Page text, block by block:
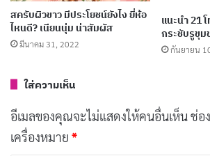
หลักจากธรรมชาติ อย่างสารสกัดดราก้อน
Blood) มีฤทธิ์ช่วยสมานแผล ลดรอยแดง
พร้อมทั้งมีสารสกัดหัวหอม (Allium
รองรับว่าช่วยยับยั้งการเกิดรอยแผลเป็น
สครับผิวขาว มีประโยชน์ยังไง ยี่ห้อ
ไหนดี? เนียนนุ่ม น่าสัมผัส
มีนาคม 31, 2022
แนะนำ 21
กระชับรูขุม
กันยายน
ใส่ความเห็น
อีเมลของคุณจะไม่แสดงให้คนอื่นเห็นช่อ
เครื่องหมาย *